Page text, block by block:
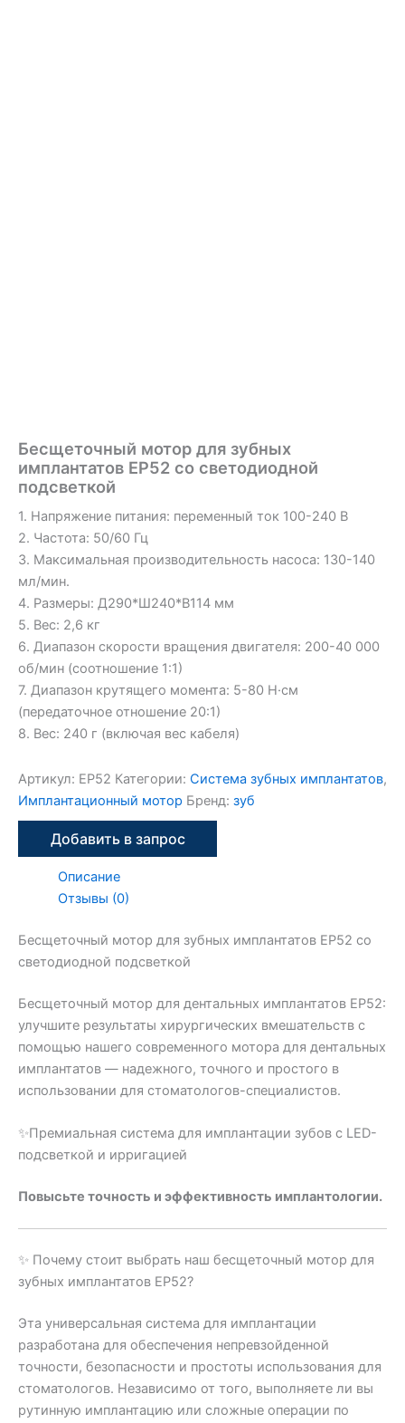
Бесщеточный мотор для зубных
имплантатов EP52 со светодиодной
подсветкой
1. Напряжение питания: переменный ток 100-240 В
2. Частота: 50/60 Гц
3. Максимальная производительность насоса: 130-140
мл/мин.
4. Размеры: Д290*Ш240*В114 мм
5. Вес: 2,6 кг
6. Диапазон скорости вращения двигателя: 200-40 000
об/мин (соотношение 1:1)
7. Диапазон крутящего момента: 5-80 Н·см
(передаточное отношение 20:1)
8. Вес: 240 г (включая вес кабеля)
Артикул: EP52 Категории: Система зубных имплантатов,
Имплантационный мотор Бренд: зуб
Добавить в запрос
Описание
Отзывы (0)
Бесщеточный мотор для зубных имплантатов EP52 со
светодиодной подсветкой
Бесщеточный мотор для дентальных имплантатов EP52:
улучшите результаты хирургических вмешательств с
помощью нашего современного мотора для дентальных
имплантатов — надежного, точного и простого в
использовании для стоматологов-специалистов.
✨Премиальная система для имплантации зубов с LED-
подсветкой и ирригацией
Повысьте точность и эффективность имплантологии.
✨ Почему стоит выбрать наш бесщеточный мотор для
зубных имплантатов EP52?
Эта универсальная система для имплантации
разработана для обеспечения непревзойденной
точности, безопасности и простоты использования для
стоматологов. Независимо от того, выполняете ли вы
рутинную имплантацию или сложные операции по